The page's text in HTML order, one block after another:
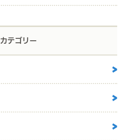
カテゴリー